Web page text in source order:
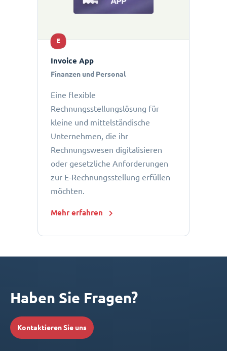
E
Invoice App
Finanzen und Personal
Eine flexible
Rechnungsstellungslösung für
kleine und mittelständische
Unternehmen, die ihr
Rechnungswesen digitalisieren
oder gesetzliche Anforderungen
zur E-Rechnungsstellung erfüllen
möchten.
Mehr erfahren
Haben Sie Fragen?
Kontaktieren Sie uns